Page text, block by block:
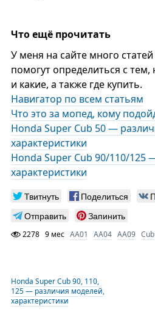
Что ещё прочитать
У меня на сайте много
помогут определиться с
и какие, а также где купить.
Навигатор по всем статьям
Что это за мопед, кому
Honda Super Cub 50 —
характеристики
Honda Super Cub 90/110/125
характеристики
Твитнуть Поделиться
Отправить
Запинить
2278 9 мес AA01 AA04 AA09 Cub
Honda Super Cub 90, 110,
125 — различия моделей,
характеристики